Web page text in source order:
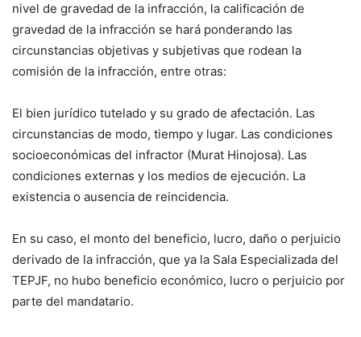
nivel de gravedad de la infracción, la calificación de
gravedad de la infracción se hará ponderando las
circunstancias objetivas y subjetivas que rodean la
comisión de la infracción, entre otras:
El bien jurídico tutelado y su grado de afectación. Las
circunstancias de modo, tiempo y lugar. Las condiciones
socioeconómicas del infractor (Murat Hinojosa). Las
condiciones externas y los medios de ejecución. La
existencia o ausencia de reincidencia.
En su caso, el monto del beneficio, lucro, daño o perjuicio
derivado de la infracción, que ya la Sala Especializada del
TEPJF, no hubo beneficio económico, lucro o perjuicio por
parte del mandatario.